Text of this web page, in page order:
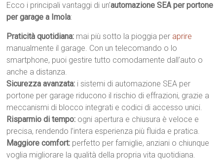
Ecco i principali vantaggi di un’automazione SEA per portone
per garage a Imola:
Praticità quotidiana: mai più sotto la pioggia per aprire
manualmente il garage. Con un telecomando o lo
smartphone, puoi gestire tutto comodamente dall’auto o
anche a distanza.
Sicurezza avanzata: i sistemi di automazione SEA per
portone per garage riducono il rischio di effrazioni, grazie a
meccanismi di blocco integrati e codici di accesso unici.
Risparmio di tempo: ogni apertura e chiusura è veloce e
precisa, rendendo l’intera esperienza più fluida e pratica.
Maggiore comfort: perfetto per famiglie, anziani o chiunque
voglia migliorare la qualità della propria vita quotidiana.